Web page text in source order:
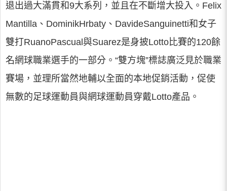
退出過大滿貫和9大系列，並且在不斷增大投入。Felix
Mantilla、DominikHrbaty、DavideSanguinetti和女子
雙打RuanoPascual與Suarez是身披Lotto比賽的120餘
名網球職業選手的一部分。“雙方塊”標誌廣泛見於職業
賽場，並理所當然地輔以全面的本地促銷活動，促使
無數的足球運動員與網球運動員穿戴Lotto產品。